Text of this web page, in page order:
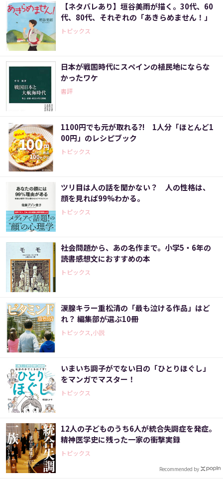
【ネタバレあり】垣谷美雨が描く。30代、60
代、80代、それぞれの「あきらめません！」
トピックス
日本が戦国時代にスペインの植民地にならな
かったワケ
書評
1100円でも元が取れる?! 1人分「ほとんど1
00円」のレシピブック
トピックス
ツリ目は人の話を聞かない？ 人の性格は、
顔を見れば99%わかる。
トピックス
社会問題から、あの名作まで。小学5・6年の
読書感想文におすすめの本
トピックス
涙腺キラー重松清の「最も泣ける作品」はど
れ？ 編集部が選ぶ10冊
トピックス,小説
いまいち調子がでない日の「ひとりほぐし」
をマンガでマスター！
トピックス
12人の子どものうち6人が統合失調症を発症。
精神医学史に残った一家の衝撃実録
トピックス
Recommended by